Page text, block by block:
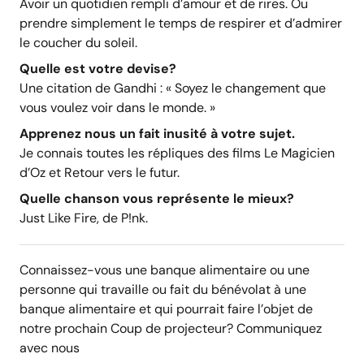
Avoir un quotidien rempli d’amour et de rires. Ou
prendre simplement le temps de respirer et d’admirer
le coucher du soleil.
Quelle est votre devise?
Une citation de Gandhi : « Soyez le changement que
vous voulez voir dans le monde. »
Apprenez nous un fait inusité à votre sujet.
Je connais toutes les répliques des films Le Magicien
d’Oz et Retour vers le futur.
Quelle chanson vous représente le mieux?
Just Like Fire, de P!nk.
Connaissez-vous une banque alimentaire ou une
personne qui travaille ou fait du bénévolat à une
banque alimentaire et qui pourrait faire l’objet de
notre prochain Coup de projecteur? Communiquez
avec nous